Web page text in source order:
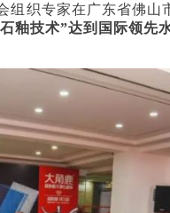
组织专家在广东省佛
釉技术”达到国际领先